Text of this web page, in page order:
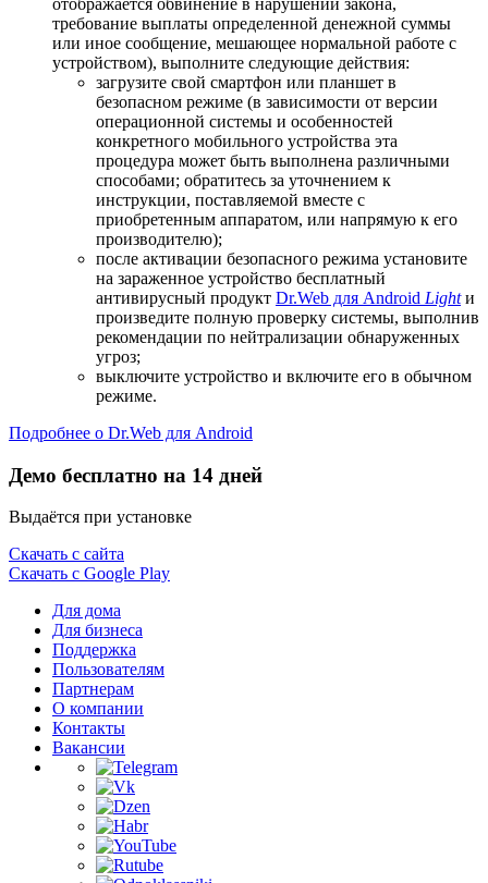
требование выплаты определенной денежной суммы
или иное сообщение, мешающее нормальной работе с
устройством), выполните следующие действия:
загрузите свой смартфон или планшет в
безопасном режиме (в зависимости от версии
операционной системы и особенностей
конкретного мобильного устройства эта
процедура может быть выполнена различными
способами; обратитесь за уточнением к
инструкции, поставляемой вместе с
приобретенным аппаратом, или напрямую к его
производителю);
после активации безопасного режима установите
на зараженное устройство бесплатный
антивирусный продукт Dr.Web для Android Lightи
произведите полную проверку системы, выполнив
рекомендации по нейтрализации обнаруженных
угроз;
выключите устройство и включите его в обычном
режиме.
Подробнее о Dr.Web для Android
Демо бесплатно на 14 дней
Выдаётся при установке
Скачать с сайта
Скачать с Google Play
Для дома
Для бизнеса
Поддержка
Пользователям
Партнерам
О компании
Контакты
Вакансии